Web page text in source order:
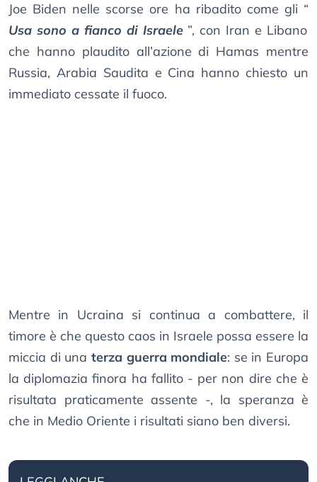
Joe Biden nelle scorse ore ha ribadito come gli “
Usa sono a fianco di Israele ”, con Iran e Libano
che hanno plaudito all’azione di Hamas mentre
Russia, Arabia Saudita e Cina hanno chiesto un
immediato cessate il fuoco.
Mentre in Ucraina si continua a combattere, il
timore è che questo caos in Israele possa essere la
miccia di una terza guerra mondiale: se in Europa
la diplomazia finora ha fallito - per non dire che è
risultata praticamente assente -, la speranza è
che in Medio Oriente i risultati siano ben diversi.